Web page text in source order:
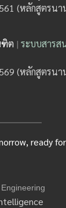
(หลักสูตรนา
ฑิต | ระบบสารส
(หลักสูตรนา
ready